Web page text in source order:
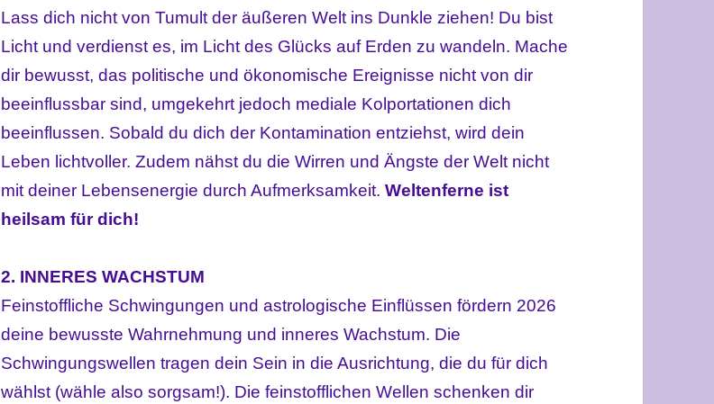
Lass dich nicht von Tumult der äußeren Welt ins Dunkle ziehen! Du bist
Licht und verdienst es, im Licht des Glücks auf Erden zu wandeln. Mache
dir bewusst, das politische und ökonomische Ereignisse nicht von dir
beeinflussbar sind, umgekehrt jedoch mediale Kolportationen dich
beeinflussen. Sobald du dich der Kontamination entziehst, wird dein
Leben lichtvoller. Zudem nähst du die Wirren und Ängste der Welt nicht
mit deiner Lebensenergie durch Aufmerksamkeit.Weltenferne ist
heilsam für dich!
2. INNERES WACHSTUM
Feinstoffliche Schwingungen und astrologische Einflüssen fördern 2026
deine bewusste Wahrnehmung und inneres Wachstum. Die
Schwingungswellen tragen dein Sein in die Ausrichtung, die du für dich
wählst (wähle also sorgsam!). Die feinstofflichen Wellen schenkendir